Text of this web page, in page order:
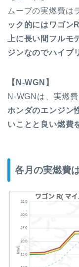
ムーブの実燃費は
ック的にはワゴン
上に長い間フル
ジンなのでハイブ
【N-WGN】
N-WGNは、実燃
ホンダのエンジン
いことと良い燃費
各月の実燃費